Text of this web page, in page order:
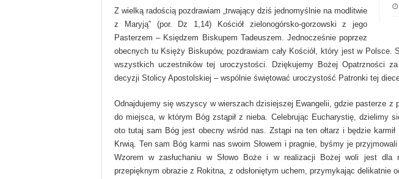
Z wielką radością pozdrawiam „trwający dziś jednomyślnie na modlitwie
z Maryją” (por. Dz 1,14) Kościół zielonogórsko-gorzowski z jego
Pasterzem – Księdzem Biskupem Tadeuszem. Jednocześnie poprzez
obecnych tu Księży Biskupów, pozdrawiam cały Kościół, który jest w Polsce.
wszystkich uczestników tej uroczystości. Dziękujemy Bożej Opatrzności
decyzji Stolicy Apostolskiej – wspólnie świętować uroczystość Patronki tej
Odnajdujemy się wszyscy w wierszach dzisiejszej Ewangelii, gdzie pasterze z
do miejsca, w którym Bóg zstąpił z nieba. Celebrując Eucharystię, dzielimy
oto tutaj sam Bóg jest obecny wśród nas. Zstąpi na ten ołtarz i będzie karmił
Krwią. Ten sam Bóg karmi nas swoim Słowem i pragnie, byśmy je
Wzorem w zasłuchaniu w Słowo Boże i w realizacji Bożej woli jest
przepięknym obrazie z Rokitna, z odsłoniętym uchem, przymykając delikatnie